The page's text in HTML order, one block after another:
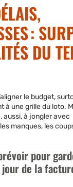
:
DU
le budget,
à une grille du loto.
aussi, à jongler avec
manques, les
pour
de la